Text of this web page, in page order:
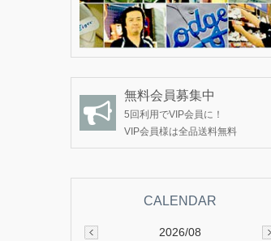
無料会員募集中
5回利用でVIP会員に！
VIP会員様は全品送料無料
2026/08